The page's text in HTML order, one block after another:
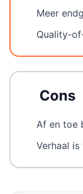
Meer
Quality-
Cons
Af en toe
Verhaal